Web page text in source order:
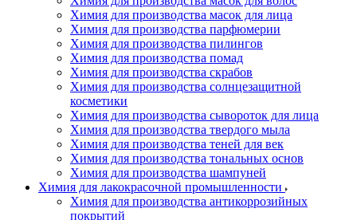
Химия для производства масок для лица
Химия для производства парфюмерии
Химия для производства пилингов
Химия для производства помад
Химия для производства скрабов
Химия для производства солнцезащитной
косметики
Химия для производства сывороток для лица
Химия для производства твердого мыла
Химия для производства теней для век
Химия для производства тональных основ
Химия для производства шампуней
Химия для лакокрасочной промышленности
Химия для производства антикоррозийных
покрытий